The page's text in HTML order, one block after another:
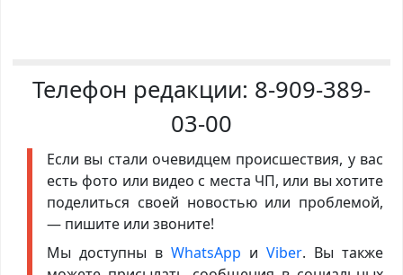
Телефон редакции: 8-909-389-
03-00
Если вы стали очевидцем происшествия, у вас
есть фото или видео с места ЧП, или вы хотите
поделиться своей новостью или проблемой,
— пишите или звоните!
Мы доступны в WhatsApp иViber. Вы также